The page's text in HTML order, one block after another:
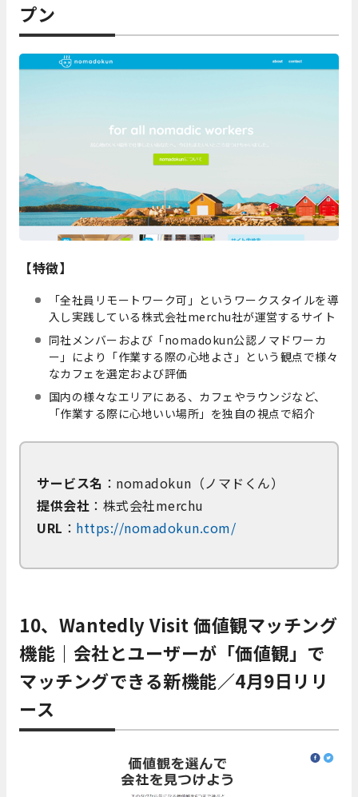
プン
【特徴】
「全社員リモートワーク可」というワークスタイルを導
入し実践している株式会社merchu社が運営するサイト
同社メンバーおよび「nomadokun公認ノマドワーカ
ー」により「作業する際の心地よさ」という観点で様々
なカフェを選定および評価
国内の様々なエリアにある、カフェやラウンジなど、
「作業する際に心地いい場所」を独自の視点で紹介
サービス名 ：nomadokun（ノマドくん）
提供会社 ：株式会社merchu
URL ： https://nomadokun.com/
10、Wantedly Visit 価値観マッチング
機能｜会社とユーザーが「価値観」で
マッチングできる新機能／4月9日リリ
ース